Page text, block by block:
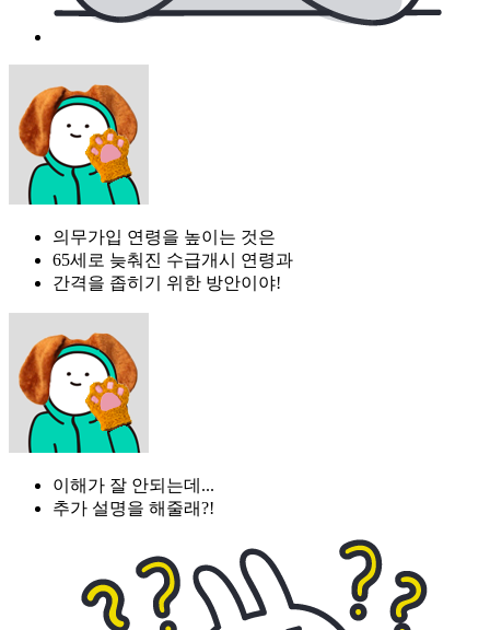
의무가입 연령을 높이는 것은
65세로 늦춰진 수급개시 연령과
간격을 좁히기 위한 방안이야!
이해가 잘 안되는데...
추가 설명을 해줄래?!